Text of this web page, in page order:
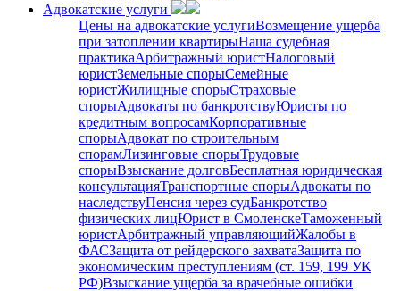
Адвокатские услуги
Цены на адвокатские услугиВозмещение ущерба
при затоплении квартирыНаша судебная
практикаАрбитражный юристНалоговый
юристЗемельные спорыСемейные
юристЖилищные спорыСтраховые
спорыАдвокаты по банкротствуЮристы по
кредитным вопросамКорпоративные
спорыАдвокат по строительным
спорамЛизинговые спорыТрудовые
спорыВзыскание долговБесплатная юридическая
консультацияТранспортные спорыАдвокаты по
наследствуПенсия через судБанкротство
физических лицЮрист в СмоленскеТаможенный
юристАрбитражный управляющийЖалобы в
ФАСЗащита от рейдерского захватаЗащита по
экономическим преступлениям (ст. 159, 199 УК
РФ)Взыскание ущерба за врачебные ошибки